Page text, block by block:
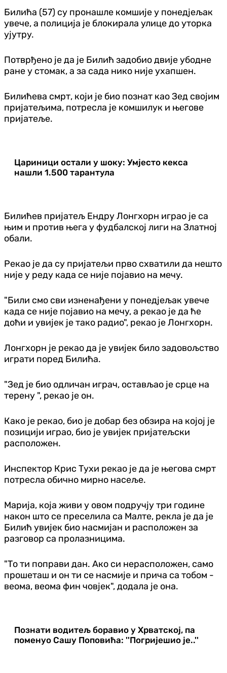
Билића (57) су пронашле комшије у понедјељак
увече, а полиција је блокирала улице до уторка
ујутру.
Потврђено је да је Билић задобио двије убодне
ране у стомак, а за сада нико није ухапшен.
Билићева смрт, који је био познат као Зед својим
пријатељима, потресла је комшилук и његове
пријатеље.
Цариници остали у шоку: Умјесто кекса
нашли 1.500 тарантула
Билићев пријатељ Ендру Лонгхорн играо је са
њим и против њега у фудбалској лиги на Златној
обали.
Рекао је да су пријатељи прво схватили да нешто
није у реду када се није појавио на мечу.
"Били смо сви изненађени у понедјељак увече
када се није појавио на мечу, а рекао је да ће
доћи и увијек је тако радио", рекао је Лонгхорн.
Лонгхорн је рекао да је увијек било задовољство
играти поред Билића.
"Зед је био одличан играч, остављао је срце на
терену ", рекао је он.
Како је рекао, био је добар без обзира на којој је
позицији играо, био је увијек пријатељски
расположен.
Инспектор Крис Тухи рекао је да је његова смрт
потресла обично мирно насеље.
Марија, која живи у овом подручју три године
након што се преселила са Малте, рекла је да је
Билић увијек био насмијан и расположен за
разговор са пролазницима.
"То ти поправи дан. Ако си нерасположен, само
прошеташ и он ти се насмије и прича са тобом -
веома, веома фин човјек", додала је она.
Познати водитељ боравио у Хрватској, па
поменуо Сашу Поповића: ''Погријешио је..''